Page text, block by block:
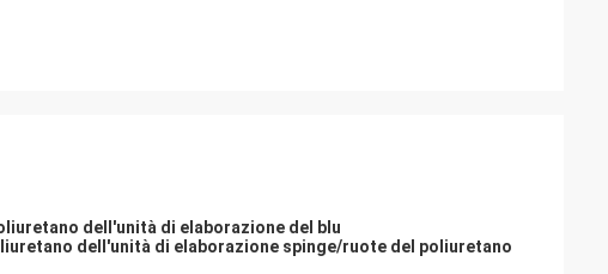
dell'unità di elaborazione del blu
dell'unità di elaborazione spinge/ruote del poliuretano